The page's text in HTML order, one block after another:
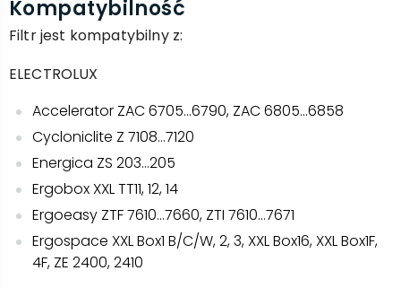
Kompatybilność
Filtr jest kompatybilny z:
ELECTROLUX
Accelerator ZAC 6705...6790, ZAC 6805...6858
Cycloniclite Z 7108…7120
Energica ZS 203…205
Ergobox XXL TT11, 12, 14
Ergoeasy ZTF 7610…7660, ZTI 7610…7671
Ergospace XXL Box1 B/C/W, 2, 3, XXL Box16, XXL Box1F,
4F, ZE 2400, 2410